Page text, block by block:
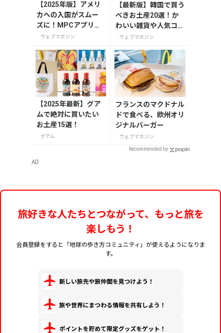
【2025年版】アメリ
カへの入国がスムー
ズに！MPCアプリの
登録方法や使い方を
ウェブマガジン
【最新版】韓国で買う
べきお土産20選！か
わいい雑貨や人気コス
メを紹介
ウェブマガジン
【2025年最新】グア
ムで絶対に買いたい
お土産15選！
グアム
フランスのマクドナル
ドで食べる、欧州オリ
ジナルバーガー
ウェブマガジン
Recommended by
AD
旅好きな人たちとつながって、もっと旅を
楽しもう！
会員登録をすると「地球の歩き方コミュニティ」が使えるようになりま
す。
新しい旅先や旅仲間を見つけよう！
旅や世界にまつわる情報を共有しよう！
ポイントを貯めて限定グッズをゲット！